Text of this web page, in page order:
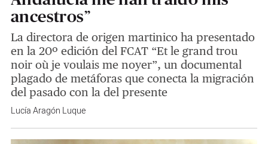
ancestros”
La directora de origen martinico ha presentado
en la 20º edición del FCAT “Et le grand trou
noir où je voulais me noyer”, un documental
plagado de metáforas que conecta la migración
del pasado con la del presente
Lucía Aragón Luque